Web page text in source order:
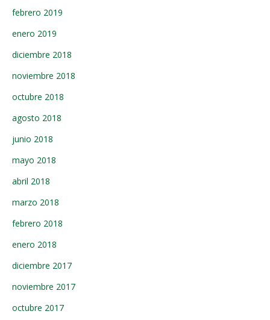
febrero 2019
enero 2019
diciembre 2018
noviembre 2018
octubre 2018
agosto 2018
junio 2018
mayo 2018
abril 2018
marzo 2018
febrero 2018
enero 2018
diciembre 2017
noviembre 2017
octubre 2017